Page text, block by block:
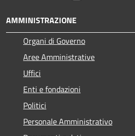
AMMINISTRAZIONE
Organi di Governo
Aree Amministrative
Uffici
Enti e fondazioni
Politici
Personale Amministrativo